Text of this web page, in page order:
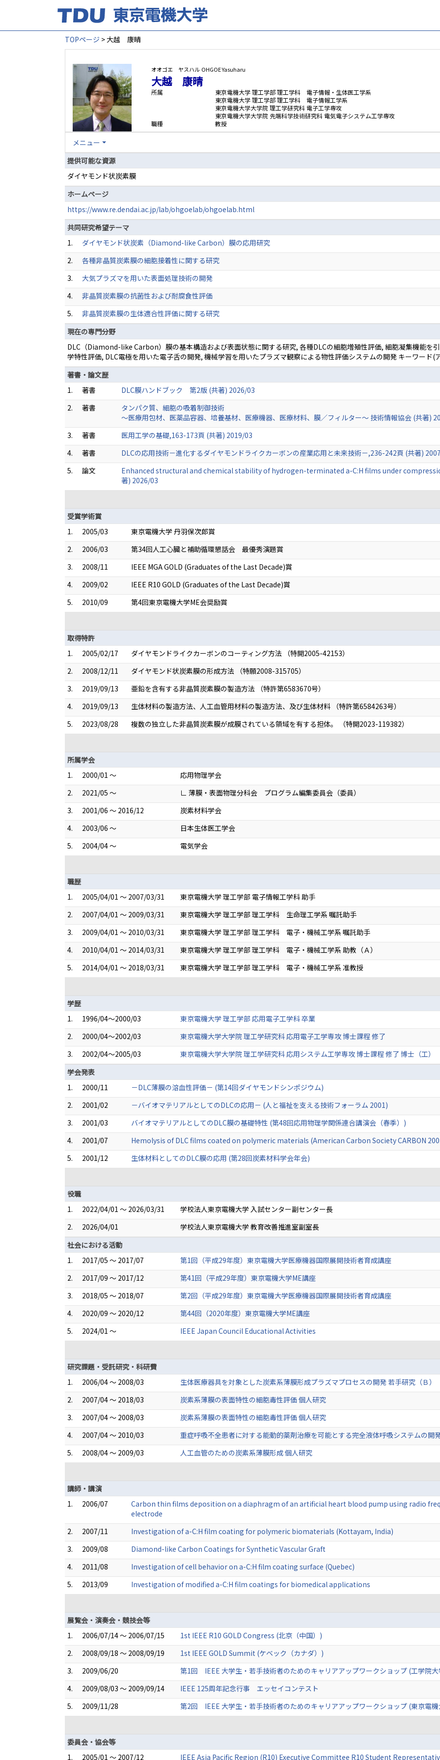
TOPページ > 大越 康晴
オオゴエ ヤスハル OHGOE Yasuharu
大越 康晴
所属
東京電機大学 理工学部 理工学科 電子情報・生体医工学系
東京電機大学 理工学部 理工学科 電子情報工学系
東京電機大学大学院 理工学研究科 電子工学専攻
東京電機大学大学院 先端科学技術研究科 電気電子システム工学専攻
職種
教授
メニュー
提供可能な資源
ダイヤモンド状炭素膜
ホームページ
https://www.re.dendai.ac.jp/lab/ohgoelab/ohgoelab.html
共同研究希望テーマ
1.
ダイヤモンド状炭素（Diamond-like Carbon）膜の応用研究
2.
各種非晶質炭素膜の細胞接着性に関する研究
3.
大気プラズマを用いた表面処理技術の開発
4.
非晶質炭素膜の抗菌性および耐腐食性評価
5.
非晶質炭素膜の生体適合性評価に関する研究
現在の専門分野
DLC（Diamond-like Carbon）膜の基本構造および表面状態に関する研究, 各種DLCの細胞増殖性評価, 細胞凝集機能
学特性評価, DLC電極を用いた電子舌の開発, 機械学習を用いたプラズマ観察による物性評価システムの開発 キーワード(
著書・論文歴
1.
著書
DLC膜ハンドブック 第2版 (共著) 2026/03
2.
著書
タンパク質、細胞の吸着制御技術
～医療用包材、医薬品容器、培養基材、医療機器、医療材料、膜／フィルター～ 技術情報協会 (共著)
3.
著書
医用工学の基礎,163-173頁 (共著) 2019/03
4.
著書
DLCの応用技術－進化するダイヤモンドライクカーボンの産業応用と未来技術－,236-242頁 (共著)
5.
論文
Enhanced structural and chemical stability of hydrogen-terminated a-C:H films under
著) 2026/03
受賞学術賞
1.
2005/03
東京電機大学 丹羽保次郎賞
2.
2006/03
第34回人工心臓と補助循環懇話会 最優秀演題賞
3.
2008/11
IEEE MGA GOLD (Graduates of the Last Decade)賞
4.
2009/02
IEEE R10 GOLD (Graduates of the Last Decade)賞
5.
2010/09
第4回東京電機大学ME会奨励賞
取得特許
1.
2005/02/17
ダイヤモンドライクカーボンのコーティング方法 （特開2005-42153）
2.
2008/12/11
ダイヤモンド状炭素膜の形成方法 （特願2008-315705）
3.
2019/09/13
亜鉛を含有する非晶質炭素膜の製造方法 （特許第6583670号）
4.
2019/09/13
生体材料の製造方法、人工血管用材料の製造方法、及び生体材料 （特許第6584263号）
5.
2023/08/28
複数の独立した非晶質炭素膜が成膜されている領域を有する担体。 （特開2023-119382）
所属学会
1.
2000/01 ～
応用物理学会
2.
2021/05 ～
∟ 薄膜・表面物理分科会 プログラム編集委員会（委員）
3.
2001/06 ～ 2016/12
炭素材料学会
4.
2003/06 ～
日本生体医工学会
5.
2004/04 ～
電気学会
職歴
1.
2005/04/01 ～ 2007/03/31
東京電機大学 理工学部 電子情報工学科 助手
2.
2007/04/01 ～ 2009/03/31
東京電機大学 理工学部 理工学科 生命理工学系 嘱託助手
3.
2009/04/01 ～ 2010/03/31
東京電機大学 理工学部 理工学科 電子・機械工学系 嘱託助手
4.
2010/04/01 ～ 2014/03/31
東京電機大学 理工学部 理工学科 電子・機械工学系 助教（Ａ）
5.
2014/04/01 ～ 2018/03/31
東京電機大学 理工学部 理工学科 電子・機械工学系 准教授
学歴
1.
1996/04～2000/03
東京電機大学 理工学部 応用電子工学科 卒業
2.
2000/04～2002/03
東京電機大学大学院 理工学研究科 応用電子工学専攻 博士課程 修了
3.
2002/04～2005/03
東京電機大学大学院 理工学研究科 応用システム工学専攻 博士課程 修了 博士（工）
学会発表
1.
2000/11
－DLC薄膜の溶血性評価－ (第14回ダイヤモンドシンポジウム)
2.
2001/02
－バイオマテリアルとしてのDLCの応用－ (人と福祉を支える技術フォーラム 2001)
3.
2001/03
バイオマテリアルとしてのDLC膜の基礎特性 (第48回応用物理学関係連合講演会（春季）)
4.
2001/07
Hemolysis of DLC films coated on polymeric materials (American Carbon Society CARBON
5.
2001/12
生体材料としてのDLC膜の応用 (第28回炭素材料学会年会)
役職
1.
2022/04/01 ～ 2026/03/31
学校法人東京電機大学 入試センター副センター長
2.
2026/04/01
学校法人東京電機大学 教育改善推進室副室長
社会における活動
1.
2017/05 ～ 2017/07
第1回（平成29年度）東京電機大学医療機器国際展開技術者育成講座
2.
2017/09 ～ 2017/12
第41回（平成29年度）東京電機大学ME講座
3.
2018/05 ～ 2018/07
第2回（平成29年度）東京電機大学医療機器国際展開技術者育成講座
4.
2020/09 ～ 2020/12
第44回（2020年度）東京電機大学ME講座
5.
2024/01 ～
IEEE Japan Council Educational Activities
研究課題・受託研究・科研費
1.
2006/04 ～ 2008/03
生体医療器具を対象とした炭素系薄膜形成プラズマプロセスの開発 若手研究（Ｂ）
2.
2007/04 ～ 2018/03
炭素系薄膜の表面特性の細胞毒性評価 個人研究
3.
2007/04 ～ 2008/03
炭素系薄膜の表面特性の細胞毒性評価 個人研究
4.
2007/04 ～ 2010/03
重症呼吸不全患者に対する能動的薬剤治療を可能とする完全液体呼吸システムの開発
5.
2008/04 ～ 2009/03
人工血管のための炭素系薄膜形成 個人研究
講師・講演
1.
2006/07
Carbon thin films deposition on a diaphragm of an artificial heart blood pump using radio
electrode
2.
2007/11
Investigation of a-C:H film coating for polymeric biomaterials (Kottayam, India)
3.
2009/08
Diamond-like Carbon Coatings for Synthetic Vascular Graft
4.
2011/08
Investigation of cell behavior on a-C:H film coating surface (Quebec)
5.
2013/09
Investigation of modified a-C:H film coatings for biomedical applications
展覧会・演奏会・競技会等
1.
2006/07/14 ～ 2006/07/15
1st IEEE R10 GOLD Congress (北京（中国）)
2.
2008/09/18 ～ 2008/09/19
1st IEEE GOLD Summit (ケベック（カナダ）)
3.
2009/06/20
第1回 IEEE 大学生・若手技術者のためのキャリアアップワークショップ (工学院
4.
2009/08/03 ～ 2009/09/14
IEEE 125周年記念行事 エッセイコンテスト
5.
2009/11/28
第2回 IEEE 大学生・若手技術者のためのキャリアアップワークショップ (東京電
委員会・協会等
1.
2005/01 ～ 2007/12 IEEE Asia Pacific Region (R10) Executive Committee R10 Student